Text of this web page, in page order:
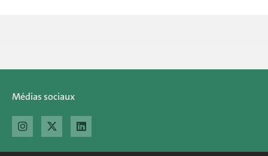
Médias sociaux